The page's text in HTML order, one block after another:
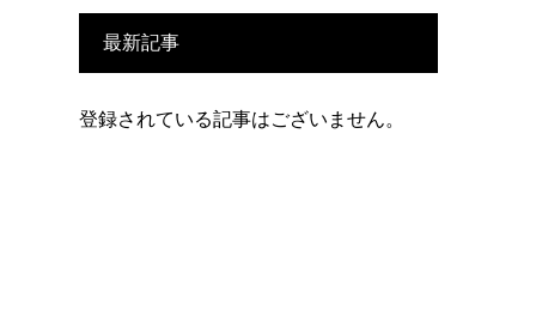
最新記事
登録されている記事はございません。